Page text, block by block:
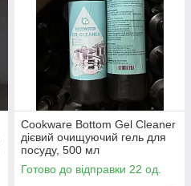
Cookware Bottom Gel Cleaner
дієвий очищуючий гель для
посуду, 500 мл
Готово до відправки 22 од.